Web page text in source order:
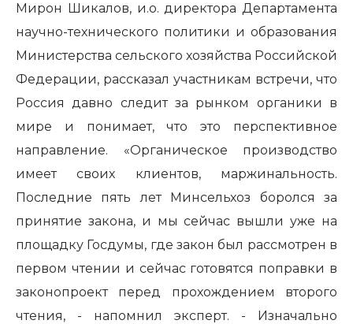
Мирон Шикалов, и.о. директора Департамента
научно-технического политики и образования
Министерства сельского хозяйства Российской
Федерации, рассказал участникам встречи, что
Россия давно следит за рынком органики в
мире и понимает, что это перспективное
направление. «Органическое производство
имеет своих клиентов, маржинальность.
Последние пять лет Минсельхоз боролся за
принятие закона, и мы сейчас вышли уже на
площадку Госдумы, где закон был рассмотрен в
первом чтении и сейчас готовятся поправки в
законопроект перед прохождением второго
чтения, - напомнил эксперт. - Изначально